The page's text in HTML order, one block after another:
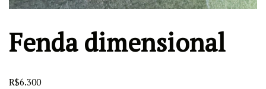
Fenda dimensional
R$6.300